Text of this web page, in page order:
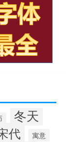
冬天
代 寓意